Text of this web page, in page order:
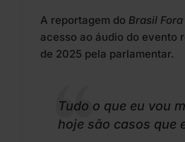
A reportagem do Brasil
acesso ao áudio do evento
de 2025 pela parlamentar.
Tudo o que eu vou
hoje são casos que